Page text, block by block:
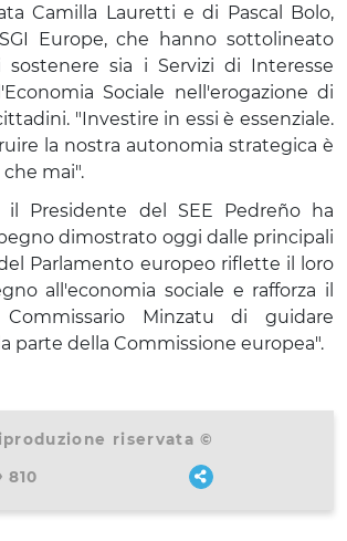
Camilla Lauretti e di Pascal Bolo,
Europe, che hanno sottolineato
sostenere sia i Servizi di Interesse
Sociale nell'erogazione di
"Investire in essi è essenziale.
la nostra autonomia strategica è
mai".
il Presidente del SEE Pedreño ha
dimostrato oggi dalle principali
Parlamento europeo riflette il loro
all'economia sociale e rafforza il
Minzatu di guidare
parte della Commissione europea".
riservata ©
810